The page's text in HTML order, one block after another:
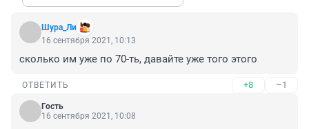
Шура_Ли
16 сентября 2021, 10:13
сколько им уже по 70-ть, давайте уже того этого
ОТВЕТИТЬ +8 –1
Гость
16 сентября 2021, 10:08